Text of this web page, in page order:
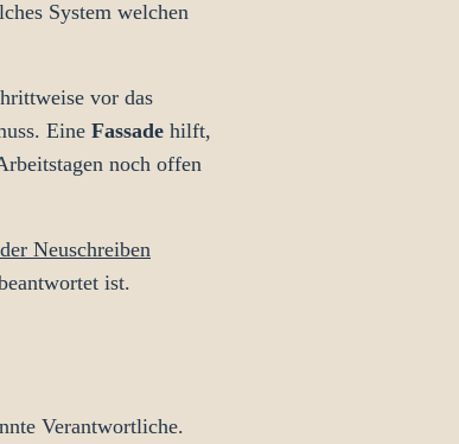
System welchen
vor das
Eine Fassade hilft,
noch offen
Neuschreiben
ist.
Verantwortliche.